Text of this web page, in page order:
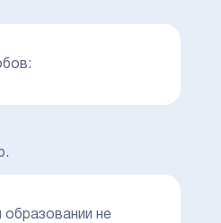
не